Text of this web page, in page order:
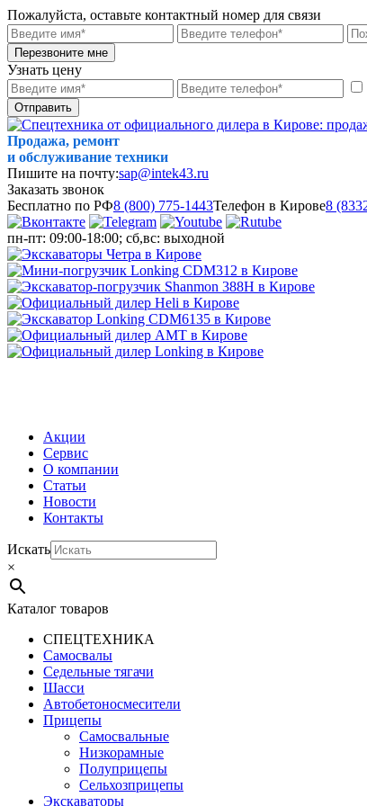
Пожалуйста, оставьте контактный номер для связи
Перезвоните мне
Узнать цену
Отправить
Продажа, ремонт
и обслуживание техники
Пишите на почту:sap@intek43.ru
Заказать звонок
Бесплатно по РФ8 (800) 775-1443Телефон в Кирове8
пн-пт: 09:00-18:00; сб,вс: выходной
Акции
Сервис
О компании
Статьи
Новости
Контакты
Искать
×
Каталог товаров
СПЕЦТЕХНИКА
Самосвалы
Седельные тягачи
Шасси
Автобетоно­смесители
Прицепы
Самосвальные
Низкорамные
Полуприцепы
Сельхозприцепы
Экскаваторы